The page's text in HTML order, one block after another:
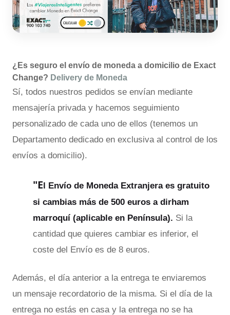
¿Es seguro el envío de moneda a domicilio de Exact
Change? Delivery de Moneda
Sí, todos nuestros pedidos se envían mediante
mensajería privada y hacemos seguimiento
personalizado de cada uno de ellos (tenemos un
Departamento dedicado en exclusiva al control de los
envíos a domicilio).
"El Envío de Moneda Extranjera es gratuito
si cambias más de 500 euros a dirham
marroquí (aplicable en Península). Si la
cantidad que quieres cambiar es inferior, el
coste del Envío es de 8 euros.
Además, el día anterior a la entrega te enviaremos
un mensaje recordatorio de la misma. Si el día de la
entrega no estás en casa y la entrega no se ha